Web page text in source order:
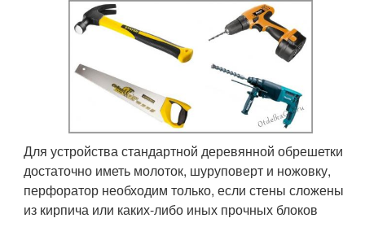
Для устройства стандартной деревянной обрешетки
достаточно иметь молоток, шуруповерт и ножовку,
перфоратор необходим только, если стены сложены
из кирпича или каких-либо иных прочных блоков